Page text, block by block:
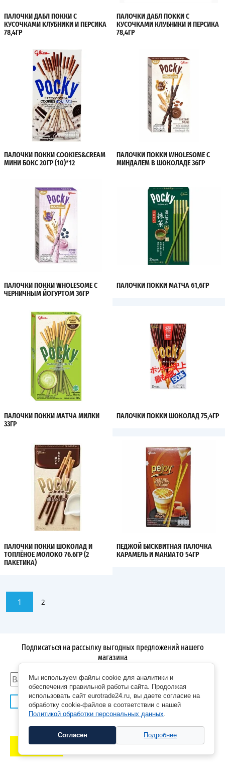
Мы используем файлы cookie для аналитики и
обеспечения правильной работы сайта. Продолжая
использовать сайт eurotrade24.ru, вы даете согласие на
обработку cookie-файлов в соответствии с нашей
Политикой обработки персональных данных.
Согласен Подробнее
ПАЛОЧКИ ДАБЛ ПОККИ С
КУСОЧКАМИ КЛУБНИКИ И ПЕРСИКА
78,4ГР
ПАЛОЧКИ ДАБЛ ПОККИ С
КУСОЧКАМИ КЛУБНИКИ И ПЕРСИКА
78,4ГР
ПАЛОЧКИ ПОККИ COOKIES&CREAM
МИНИ БОКС 20ГР (10)*12
ПАЛОЧКИ ПОККИ WHOLESOME С
МИНДАЛЕМ В ШОКОЛАДЕ 36ГР
ПАЛОЧКИ ПОККИ WHOLESOME С
ЧЕРНИЧНЫМ ЙОГУРТОМ 36ГР
ПАЛОЧКИ ПОККИ МАТЧА 61,6ГР
ПАЛОЧКИ ПОККИ МАТЧА МИЛКИ
33ГР
ПАЛОЧКИ ПОККИ ШОКОЛАД 75,4ГР
ПАЛОЧКИ ПОККИ ШОКОЛАД И
ТОПЛЁНОЕ МОЛОКО 76.6ГР (2
ПАКЕТИКА)
ПЕДЖОЙ БИСКВИТНАЯ ПАЛОЧКА
КАРАМЕЛЬ И МАКИАТО 54ГР
1 2
Подписаться на рассылку выгодных предложений нашего
магазина
Я даю согласие на получение информационных
и рекламных рассылок на условиях
Отправить